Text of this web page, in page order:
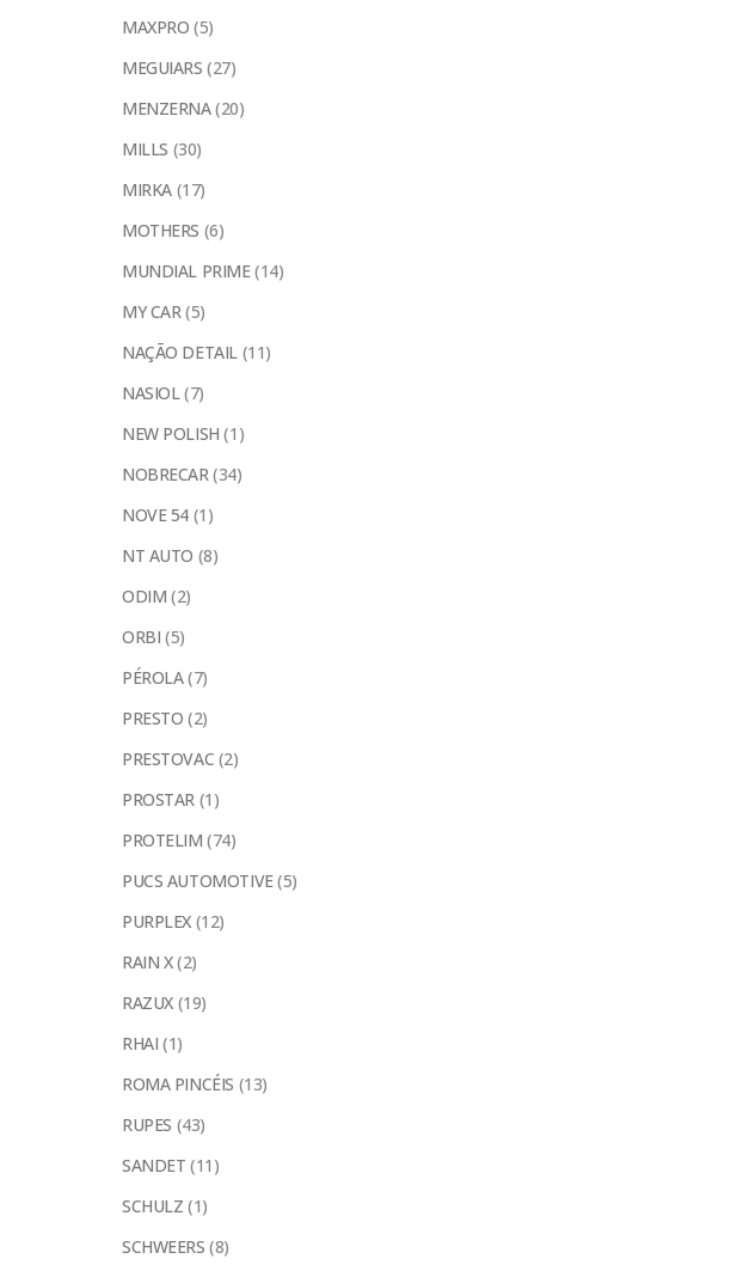
MAXPRO (5)
MEGUIARS (27)
MENZERNA(20)
MILLS (30)
MIRKA (17)
MOTHERS (6)
MUNDIAL PRIME(14)
MY CAR(5)
NAÇÃO DETAIL (11)
NASIOL(7)
NEW POLISH (1)
NOBRECAR(34)
NOVE 54 (1)
NT AUTO (8)
ODIM (2)
ORBI (5)
PÉROLA(7)
PRESTO (2)
PRESTOVAC (2)
PROSTAR (1)
PROTELIM (74)
PUCS AUTOMOTIVE(5)
PURPLEX (12)
RAIN X(2)
RAZUX (19)
RHAI (1)
ROMA PINCÉIS (13)
RUPES (43)
SANDET (11)
SCHULZ (1)
SCHWEERS (8)